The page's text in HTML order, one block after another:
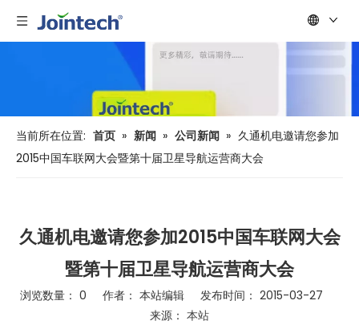
当前所在位置: 首页 » 新闻 » 公司新闻 » 久通机电邀请您参加
2015中国车联网大会暨第十届卫星导航运营商大会
久通机电邀请您参加2015中国车联网大会
暨第十届卫星导航运营商大会
浏览数量： 0 作者： 本站编辑 发布时间： 2015-03-27
来源： 本站